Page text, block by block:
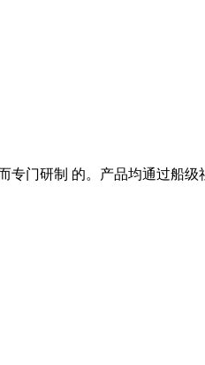
门研制 的。产品均通过船级